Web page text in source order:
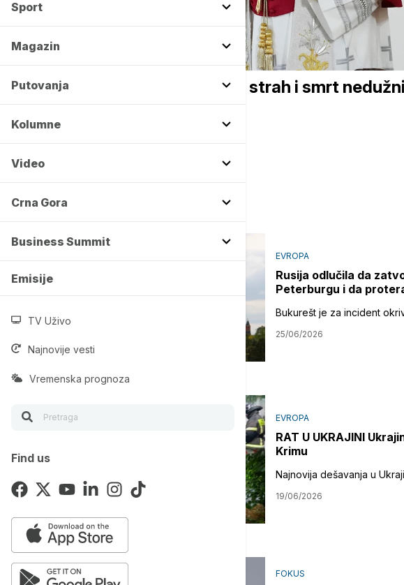
Sport
Magazin
Putovanja
Kolumne
Video
Crna Gora
Business Summit
Emisije
TV Uživo
Najnovije vesti
Vremenska prognoza
Find us
FOKUS
Lav XIV: Rat donosi nasilje, strah i smrt
putu dijaloga i diplomatije
EVROPA
Rusija odlučila da
Peterburgu i da
Bukurešt je za incident
25/06/2026
EVROPA
RAT U UKRAJINI
Krimu
Najnovija dešavanja u
19/06/2026
FOKUS